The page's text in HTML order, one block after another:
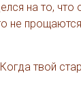
на то, что
не
твой